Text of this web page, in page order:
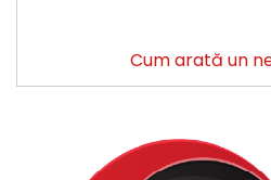
Cum arată un